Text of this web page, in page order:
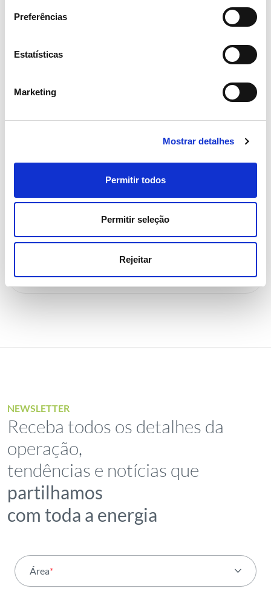
Preferências
Estatísticas
Marketing
Mostrar detalhes
Permitir todos
Permitir seleção
Rejeitar
06 JULHO 2026
Portugal regista novos máximos
de consumo de eletricidade no
NEWSLETTER
Receba todos os detalhes da
operação,
tendências e notícias que
partilhamos
com toda a energia
Área*